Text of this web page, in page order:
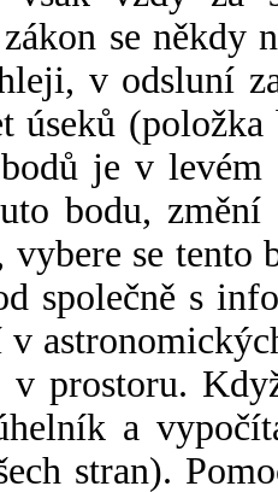
se někdy
v odsluní
úseků
je v
bodu,
vybere se tento
společně s
v
v prostoru.
a
stran).